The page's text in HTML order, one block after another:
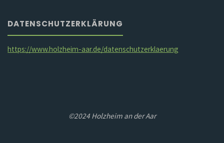
DATENSCHUTZERKLÄRUNG
https://www.holzheim-aar.de/datenschutzerklaerung
©2024 Holzheim an der Aar